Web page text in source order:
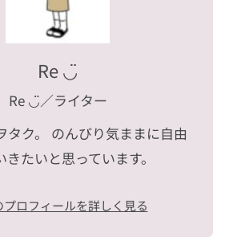
Re ◡̈
Re ◡̈／ライター
タク。 のんびり気ままに自由
たいと思っています。
プロフィールを詳しく見る